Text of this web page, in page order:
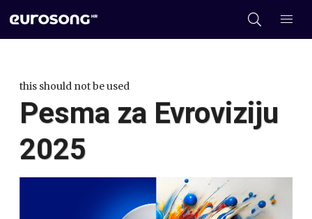
this should not be used
Pesma za Evroviziju
2025